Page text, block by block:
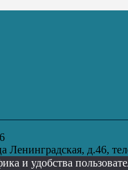
Ленинградская, д.46,
и удобства